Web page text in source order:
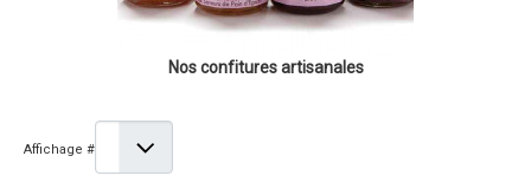
Nos confitures artisanales
Affichage #